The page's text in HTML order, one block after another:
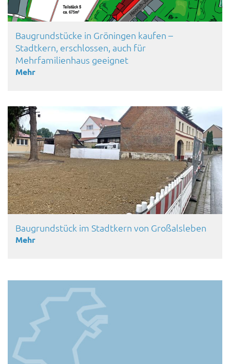
Baugrundstücke in Gröningen kaufen –
Stadtkern, erschlossen, auch für
Mehrfamilienhaus geeignet
Mehr
Baugrundstück im Stadtkern von Großalsleben
Mehr